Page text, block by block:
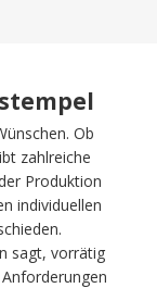
Ob
zahlreiche
Produktion
individuellen
sagt, vorrätig